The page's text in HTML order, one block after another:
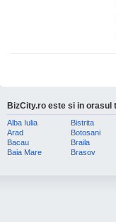
BizCity.ro este si in orasul
Alba Iulia
Arad
Bacau
Baia Mare
Bistrita
Botosani
Braila
Brasov